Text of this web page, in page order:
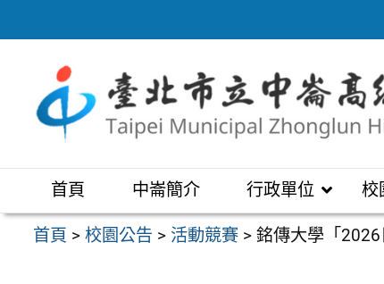
至
區
首頁 中崙簡介 行政單位 校
首頁 >校園公告 > 活動競賽 >銘傳大學「